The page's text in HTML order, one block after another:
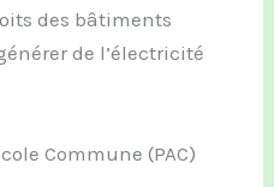
des bâtiments
de l’électricité
Commune (PAC)